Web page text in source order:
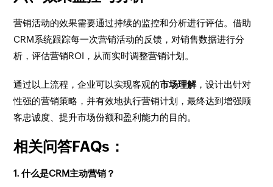
营销活动的效果需要通过持续的监控和分析进行评估。借助
CRM系统跟踪每一次营销活动的反馈，对销售数据进行分
析，评估营销ROI，从而实时调整营销计划。
通过以上流程，企业可以实现客观的市场理解，设计出针对
性强的营销策略，并有效地执行营销计划，最终达到增强顾
客忠诚度、提升市场份额和盈利能力的目的。
相关问答FAQs：
1. 什么是CRM主动营销？